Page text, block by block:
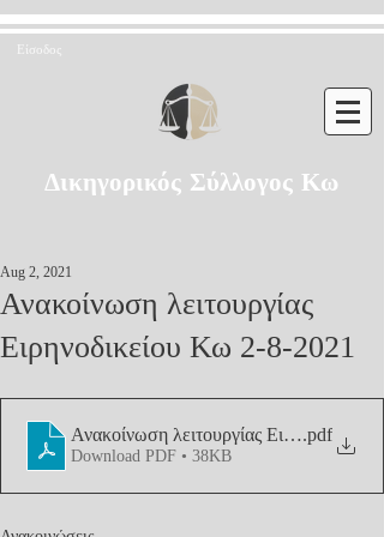
Είσοδος
Δικηγορικός Σύλλογος Κω
Ανακοίνωση λειτουργίας
Ειρηνοδικείου Κω 2-8-2021
Aug 2, 2021
Ανακοίνωση λειτουργίας .pdf
Download PDF • 38KB